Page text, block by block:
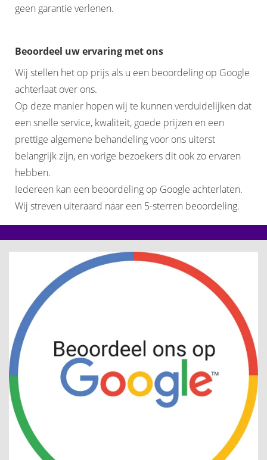
geen garantie verlenen.
Beoordeel uw ervaring met ons
Wij stellen het op prijs als u een beoordeling op Google
achterlaat over ons.
Op deze manier hopen wij te kunnen verduidelijken dat
een snelle service, kwaliteit, goede prijzen en een
prettige algemene behandeling voor ons uiterst
belangrijk zijn, en vorige bezoekers dit ook zo ervaren
hebben.
Iedereen kan een beoordeling op Google achterlaten.
Wij streven uiteraard naar een 5-sterren beoordeling.